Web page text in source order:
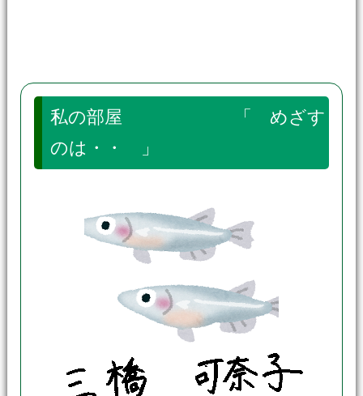
私の部屋 「 めざす
のは・・ 」